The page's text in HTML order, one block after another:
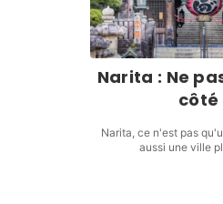
Narita : Ne
côté
Narita, ce n'est pas
aussi une ville